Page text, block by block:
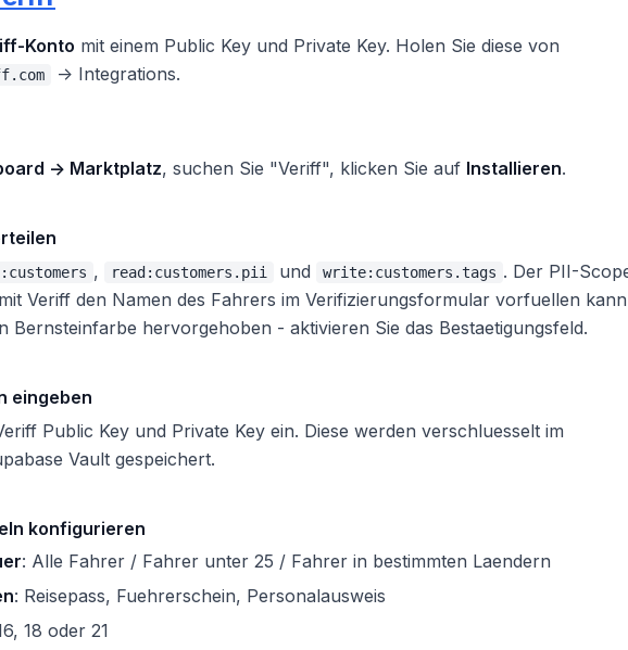
Konto mit einem Public Key und Private Key. Holen Sie diese von
-> Integrations.
-> Marktplatz, suchen Sie "Veriff", klicken Sie auf Installieren.
, read:customers.pii und write:customers.tags . Der PII-
Veriff den Namen des Fahrers im Verifizierungsformular vorfuellen
Bernsteinfarbe hervorgehoben - aktivieren Sie das Bestaetigungsfeld.
eingeben
Public Key und Private Key ein. Diese werden verschluesselt im
Vault gespeichert.
konfigurieren
: Alle Fahrer / Fahrer unter 25 / Fahrer in bestimmten Laendern
: Reisepass, Fuehrerschein, Personalausweis
18 oder 21